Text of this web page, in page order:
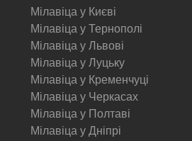
Мілавіца у Києві
Мілавіца у Тернополі
Мілавіца у Львові
Мілавіца у Луцьку
Мілавіца у Кременчуці
Мілавіца у Черкасах
Мілавіца у Полтаві
Мілавіца у Дніпрі